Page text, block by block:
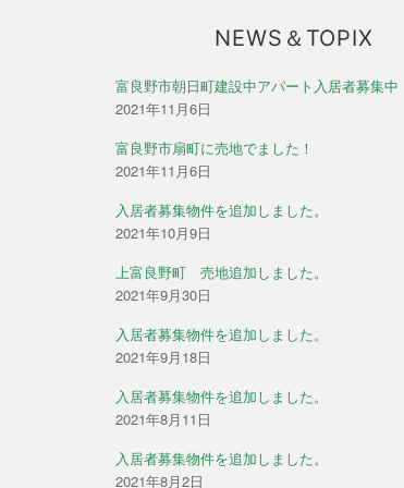
NEWS＆TOPIX
富良野市朝日町建設中アパート入居者募集中
2021年11月6日
富良野市扇町に売地でました！
2021年11月6日
入居者募集物件を追加しました。
2021年10月9日
上富良野町 売地追加しました。
2021年9月30日
入居者募集物件を追加しました。
2021年9月18日
入居者募集物件を追加しました。
2021年8月11日
入居者募集物件を追加しました。
2021年8月2日